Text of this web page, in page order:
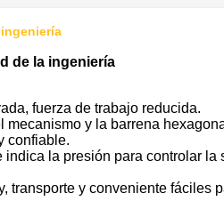
de la ingeniería
fuerza de trabajo reducida.
y la barrena
confiable.
la presión para controlar la
transporte y conveniente fáciles